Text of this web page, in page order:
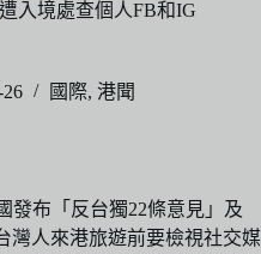
入境處查個人FB和IG
26 國際, 港聞
發布「反台獨22條意見」及
灣人來港旅遊前要檢視社交媒